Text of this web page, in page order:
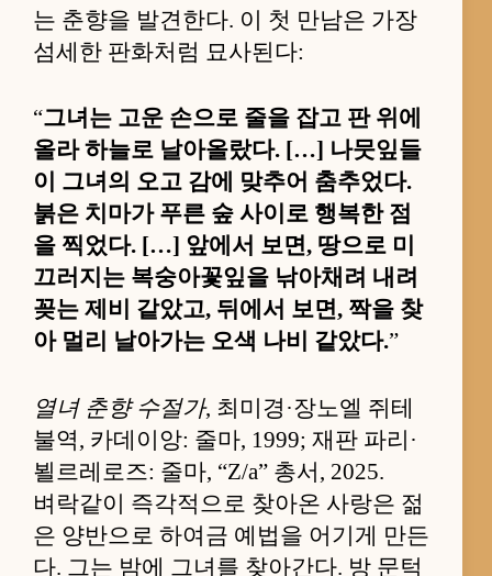
는 춘향을 발견한다. 이 첫 만남은 가장
섬세한 판화처럼 묘사된다:
“그녀는 고운 손으로 줄을 잡고 판 위에
올라 하늘로 날아올랐다. […] 나뭇잎들
이 그녀의 오고 감에 맞추어 춤추었다.
붉은 치마가 푸른 숲 사이로 행복한 점
을 찍었다. […] 앞에서 보면, 땅으로 미
끄러지는 복숭아꽃잎을 낚아채려 내려
꽂는 제비 같았고, 뒤에서 보면, 짝을 찾
아 멀리 날아가는 오색 나비 같았다.”
열녀 춘향 수절가, 최미경·장노엘 쥐테
불역, 카데이앙: 줄마, 1999; 재판 파리·
뵐르레로즈: 줄마, “Z/a” 총서, 2025.
벼락같이 즉각적으로 찾아온 사랑은 젊
은 양반으로 하여금 예법을 어기게 만든
다. 그는 밤에 그녀를 찾아간다. 방 문턱